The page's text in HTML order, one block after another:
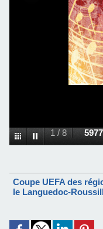
1 /8
Coupe UEFA des
le Languedoc-